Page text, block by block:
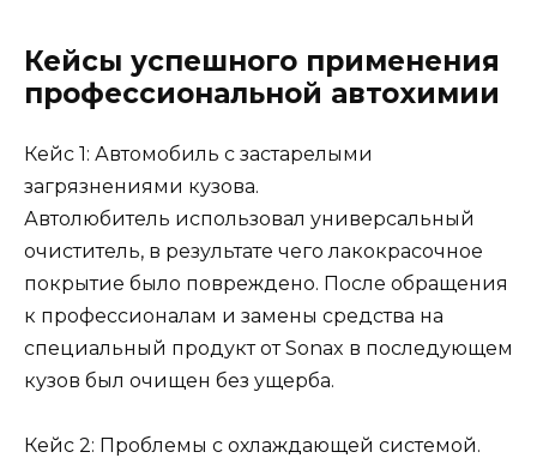
Кейсы успешного применения
профессиональной автохимии
Кейс 1: Автомобиль с застарелыми
загрязнениями кузова.
Автолюбитель использовал универсальный
очиститель, в результате чего лакокрасочное
покрытие было повреждено. После обращения
к профессионалам и замены средства на
специальный продукт от Sonax в последующем
кузов был очищен без ущерба.
Кейс 2: Проблемы с охлаждающей системой.